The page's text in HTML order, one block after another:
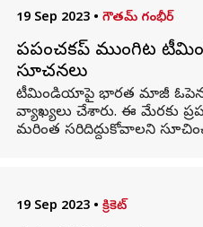
19 Sep 2023 • గౌతమ్ గంభీర్
ప్రపంచకప్ ముంగిట
సూచనలు
టీమిండియాపై భారత మాజీ ఓపెనర్‌
వ్యాఖ్యలు చేశారు. ఈ మేరకు
మరింత సరిదిద్దుకోవాలని
19 Sep 2023 • క్రికెట్